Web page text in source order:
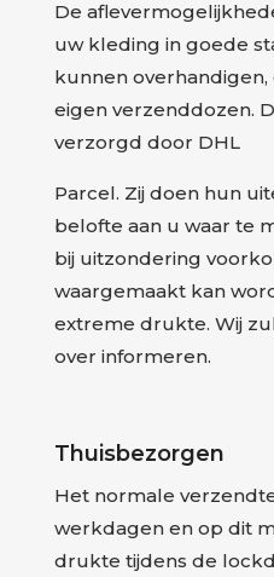
De
uw kleding in goede
kunnen
eigen verzenddozen.
verzorgd door DHL
Parcel. Zij doen hun
belofte aan u waar te
bij uitzondering
waargemaakt kan
extreme drukte. Wij
over informeren.
Thuisbezorgen
Het normale
werkdagen en op dit
drukte tijdens de